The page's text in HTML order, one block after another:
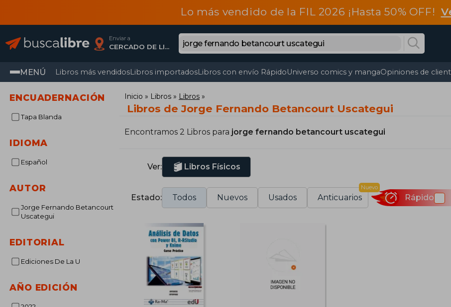
Lo más vendido de la FIL 2026 ¡Hasta 50% OFF!
Enviar a
CERCADO DE LIMA, Lima
MENÚ Libros más vendidosLibros importadosLibros con envío RápidoUniverso comics y mangaOpiniones de
ENCUADERNACIÓN
Tapa Blanda
IDIOMA
Español
AUTOR
Jorge Fernando Betancourt
Uscategui
EDITORIAL
Ediciones De La U
AÑO EDICIÓN
Inicio Libros Libros
Libros de Jorge Fernando Betancourt Uscategui
Encontramos 2 Libros para jorge fernando betancourt uscategui
Ver: Libros Físicos
Estado: Todos Nuevos Usados Anticuarios
Nuevo
Rápido